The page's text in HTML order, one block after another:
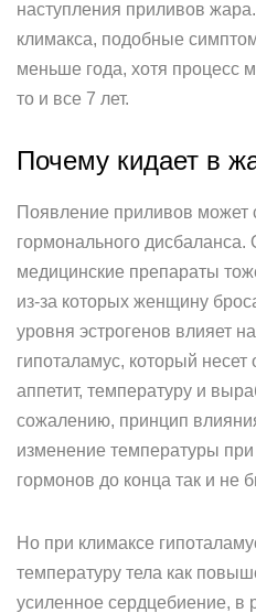
наступления приливов
климакса, подобные
меньше года, хотя процесс
то и все 7 лет.
Почему кидает в
Появление приливов может
гормонального дисбаланса.
медицинские препараты
из-за которых женщину
уровня эстрогенов влияет
гипоталамус, который несет
аппетит, температуру и
сожалению, принцип
изменение температуры
гормонов до конца так и не
Но при климаксе
температуру тела как
усиленное сердцебиение, в